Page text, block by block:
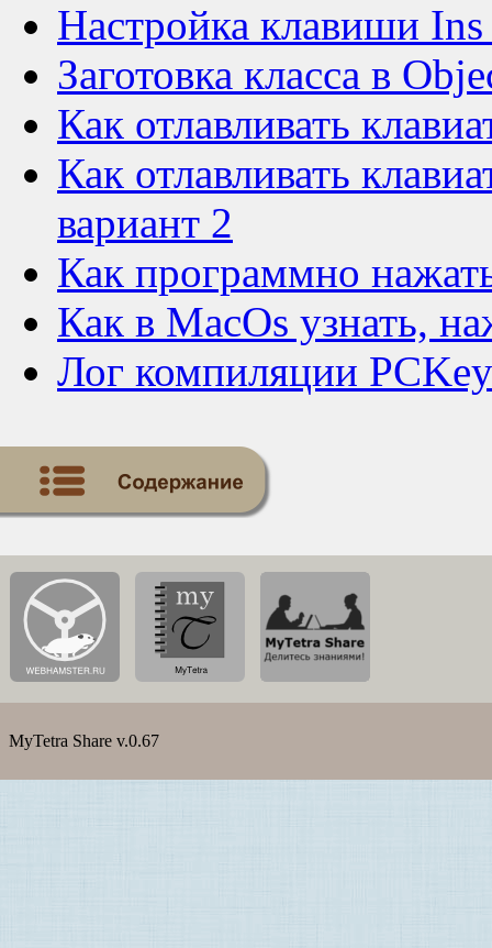
Настройка клавиши
Заготовка класса в
Как отлавливать
Как отлавливать
вариант 2
Как программно
Как в MacOs узнать,
Лог компиляции
MyTetra Share v.0.67